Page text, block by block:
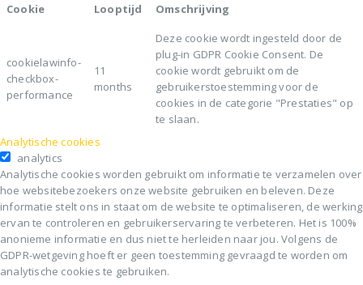
Cookie
Looptijd Omschrijving
cookielawinfo-
checkbox-
performance
11
months
Deze cookie wordt ingesteld door de
plug-in GDPR Cookie Consent. De
cookie wordt gebruikt om de
gebruikerstoestemming voor de
cookies in de categorie "Prestaties" op
te slaan.
Analytische cookies
analytics
Analytische cookies worden gebruikt om informatie te verzamelen over
hoe websitebezoekers onze website gebruiken en beleven. Deze
informatie stelt ons in staat om de website te optimaliseren, de werking
ervan te controleren en gebruikerservaring te verbeteren. Het is 100%
anonieme informatie en dus niet te herleiden naar jou. Volgens de
GDPR-wetgeving hoeft er geen toestemming gevraagd te worden om
analytische cookies te gebruiken.